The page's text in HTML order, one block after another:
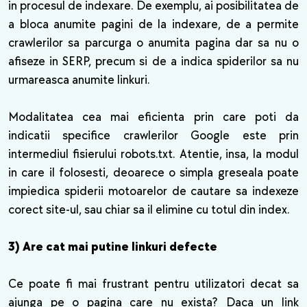
in procesul de indexare. De exemplu, ai posibilitatea de
a bloca anumite pagini de la indexare, de a permite
crawlerilor sa parcurga o anumita pagina dar sa nu o
afiseze in SERP, precum si de a indica spiderilor sa nu
urmareasca anumite linkuri.
Modalitatea cea mai eficienta prin care poti da
indicatii specifice crawlerilor Google este prin
intermediul fisierului robots.txt. Atentie, insa, la modul
in care il folosesti, deoarece o simpla greseala poate
impiedica spiderii motoarelor de cautare sa indexeze
corect site-ul, sau chiar sa il elimine cu totul din index.
3) Are cat mai putine linkuri defecte
Ce poate fi mai frustrant pentru utilizatori decat sa
ajunga pe o pagina care nu exista? Daca un link